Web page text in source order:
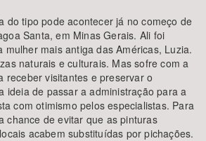
do tipo pode acontecer já no começo de
Santa, em Minas Gerais. Ali foi
mulher mais antiga das Américas, Luzia.
naturais e culturais. Mas sofre com a
receber visitantes e preservar o
ideia de passar a administração para a
com otimismo pelos especialistas. Para
chance de evitar que as pinturas
acabem substituídas por pichações.